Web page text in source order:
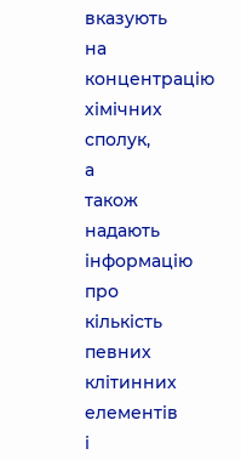
вказують
на
концентрацію
хімічних
сполук,
а
також
надають
інформацію
про
кількість
певних
клітинних
елементів
і